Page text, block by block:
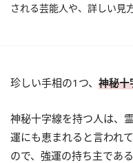
される芸能人や、詳しい見
珍しい手相の1つ、 神秘十
神秘十字線を持つ人は、
運にも恵まれると言われ
ので、強運の持ち主であ